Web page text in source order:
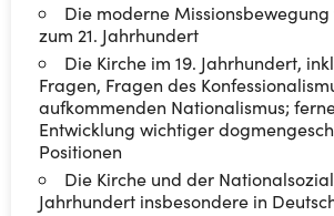
Die moderne Missionsbewegung
zum 21. Jahrhundert
Die Kirche im 19. Jahrhundert,
Fragen, Fragen des
aufkommenden Nationalismus;
Entwicklung wichtiger
Positionen
Die Kirche und der
Jahrhundert insbesondere in